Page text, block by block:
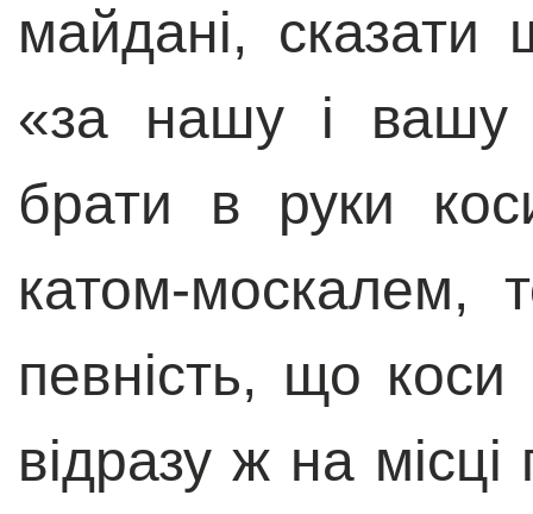
майдані, сказати
«за нашу і вашу
брати в руки
катом-москалем,
певність, що коси
відразу ж на